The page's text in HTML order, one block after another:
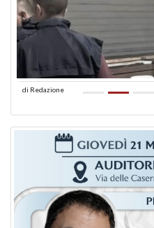
di Redazione